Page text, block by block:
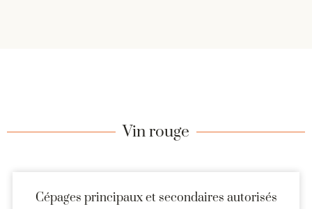
Vin rouge
Cépages principaux et secondaires autorisés